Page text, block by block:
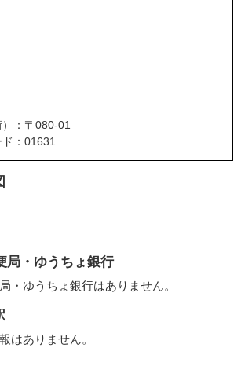
）：〒080-01
：01631
局・ゆうちょ銀行
・ゆうちょ銀行はありません。
はありません。